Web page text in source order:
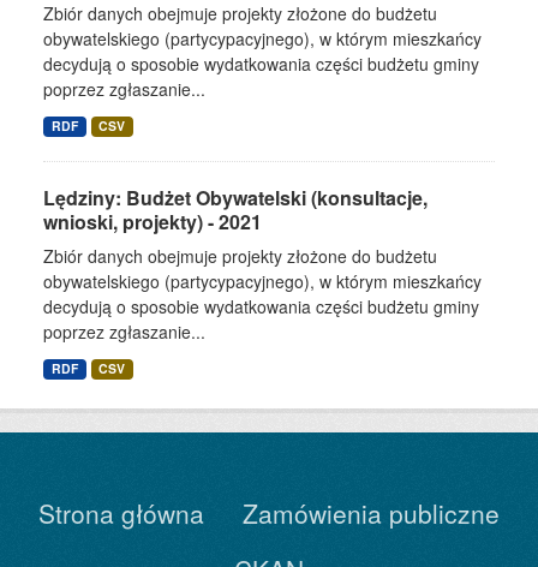
Zbiór danych obejmuje projekty złożone do budżetu
obywatelskiego (partycypacyjnego), w którym mieszkańcy
decydują o sposobie wydatkowania części budżetu gminy
poprzez zgłaszanie...
RDF CSV
Lędziny: Budżet Obywatelski (konsultacje,
wnioski, projekty) - 2021
Zbiór danych obejmuje projekty złożone do budżetu
obywatelskiego (partycypacyjnego), w którym mieszkańcy
decydują o sposobie wydatkowania części budżetu gminy
poprzez zgłaszanie...
RDF CSV
Strona główna
Zamówienia publiczne